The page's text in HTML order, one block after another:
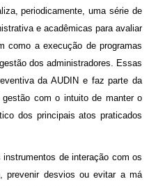
periodicamente, uma série de
e acadêmicas para avaliar
como a execução de programas
dos administradores. Essas
da AUDIN e faz parte da
com o intuito de manter o
dos principais atos praticados
de interação com os
prevenir desvios ou evitar a má